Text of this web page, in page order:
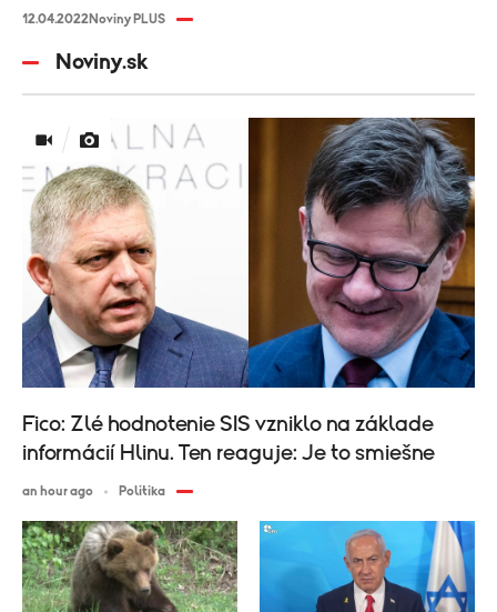
12.04.2022Noviny PLUS
Noviny.sk
Fico: Zlé hodnotenie SIS vzniklo na základe
informácií Hlinu. Ten reaguje: Je to smiešne
an hour ago Politika